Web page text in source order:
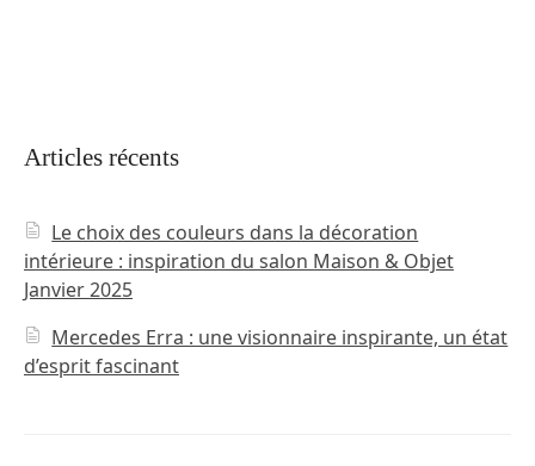
Articles récents
Le choix des couleurs dans la décoration
intérieure : inspiration du salon Maison & Objet
Janvier 2025
Mercedes Erra : une visionnaire inspirante, un état
d’esprit fascinant